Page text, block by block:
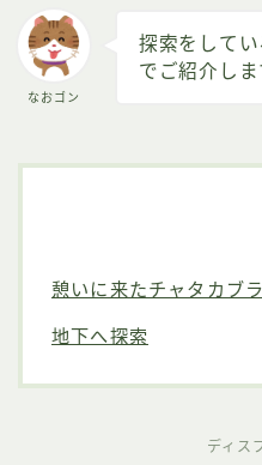
なおゴン
探索をしてい
でご紹介しま
憩いに来たチャタカブラ
地下へ探索
ディス